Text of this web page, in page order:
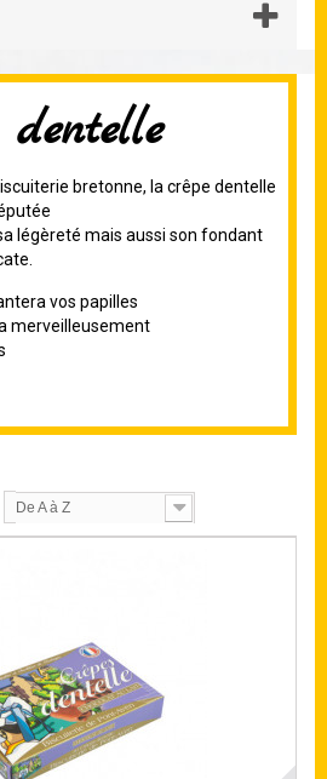
dentelle
bretonne, la crêpe dentelle
légèreté mais aussi son fondant
vos papilles
merveilleusement
De A à Z